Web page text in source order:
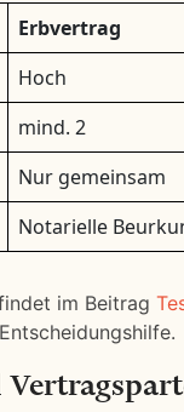
Erbvertrag
Hoch
mind. 2
Nur gemeinsam
Notarielle
im Beitrag